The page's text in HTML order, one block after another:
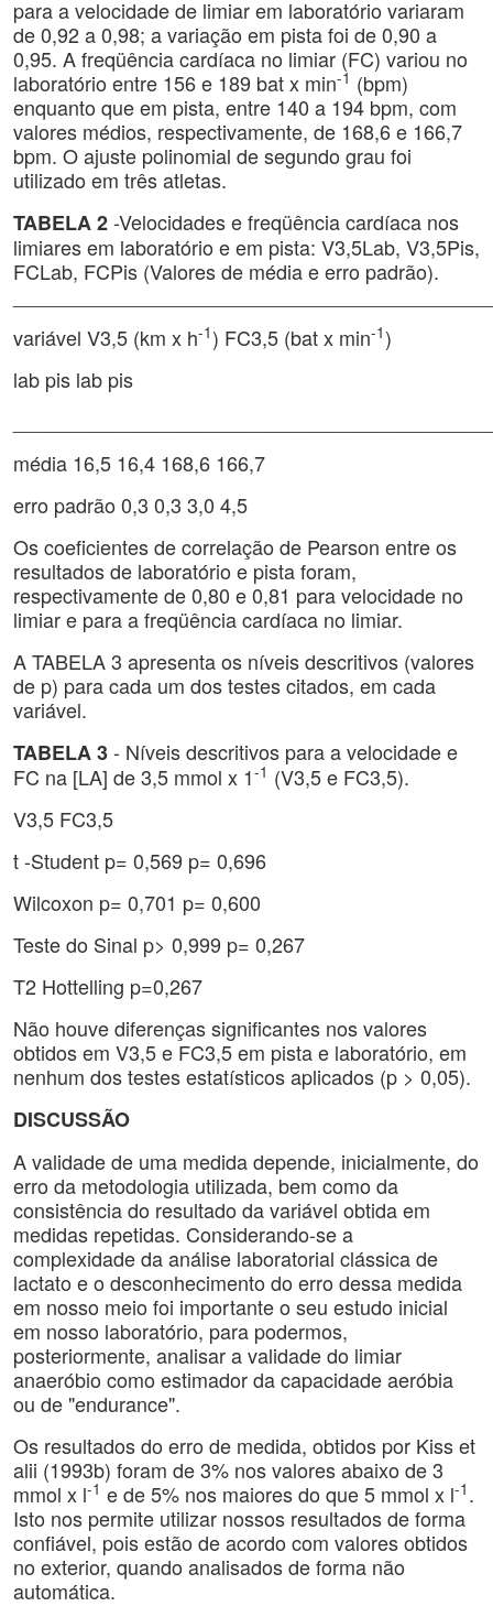
para a velocidade de limiar em laboratório variaram
de 0,92 a 0,98; a variação em pista foi de 0,90 a
0,95. A freqüência cardíaca no limiar (FC) variou no
laboratório entre 156 e 189 bat x min-1 (bpm)
enquanto que em pista, entre 140 a 194 bpm, com
valores médios, respectivamente, de 168,6 e 166,7
bpm. O ajuste polinomial de segundo grau foi
utilizado em três atletas.
TABELA 2-Velocidades e freqüência cardíaca nos
limiares em laboratório e em pista: V3,5Lab, V3,5Pis,
FCLab, FCPis (Valores de média e erro padrão).
variável V3,5 (km x h-1 ) FC3,5 (bat x min-1 )
lab pis lab pis
média 16,5 16,4 168,6 166,7
erro padrão 0,3 0,3 3,0 4,5
Os coeficientes de correlação de Pearson entre os
resultados de laboratório e pista foram,
respectivamente de 0,80 e 0,81 para velocidade no
limiar e para a freqüência cardíaca no limiar.
A TABELA 3 apresenta os níveis descritivos (valores
de p) para cada um dos testes citados, em cada
variável.
TABELA 3- Níveis descritivos para a velocidade e
FC na [LA] de 3,5 mmol x 1-1 (V3,5 e FC3,5).
V3,5 FC3,5
t -Student p= 0,569 p= 0,696
Wilcoxon p= 0,701 p= 0,600
Teste do Sinal p> 0,999 p= 0,267
T2 Hottelling p=0,267
Não houve diferenças significantes nos valores
obtidos em V3,5 e FC3,5 em pista e laboratório, em
nenhum dos testes estatísticos aplicados (p > 0,05).
DISCUSSÃO
A validade de uma medida depende, inicialmente, do
erro da metodologia utilizada, bem como da
consistência do resultado da variável obtida em
medidas repetidas. Considerando-se a
complexidade da análise laboratorial clássica de
lactato e o desconhecimento do erro dessa medida
em nosso meio foi importante o seu estudo inicial
em nosso laboratório, para podermos,
posteriormente, analisar a validade do limiar
anaeróbio como estimador da capacidade aeróbia
ou de "endurance".
Os resultados do erro de medida, obtidos por Kiss et
alii (1993b) foram de 3% nos valores abaixo de 3
mmol x l-1 e de 5% nos maiores do que 5 mmol x l-1 .
Isto nos permite utilizar nossos resultados de forma
confiável, pois estão de acordo com valores obtidos
no exterior, quando analisados de forma não
automática.